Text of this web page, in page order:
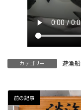
カテゴリー 遊漁船
前の記事